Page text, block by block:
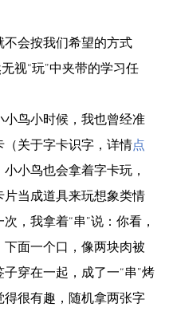
不会按我们希望的方式
视“玩”中夹带的学习任
小鸟小时候，我也曾经准
（关于字卡识字，详情点
小小鸟也会拿着字卡玩，
片当成道具来玩想象类情
，我拿着“串”说：你看，
下面一个口，像两块肉被
穿在一起，成了一“串”烤
得很有趣，随机拿两张字